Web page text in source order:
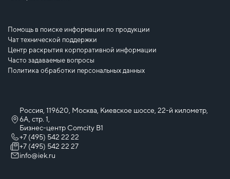
Помощь в поиске информации по продукции
Чат технической поддержки
Центр раскрытия корпоративной информации
Часто задаваемые вопросы
Политика обработки персональных данных
Россия, 119620, Москва, Киевское шоссе, 22-й километр,
6А, стр. 1,
Бизнес-центр Comcity B1
+7 (495) 542 22 22
+7 (495) 542 22 27
info@iek.ru